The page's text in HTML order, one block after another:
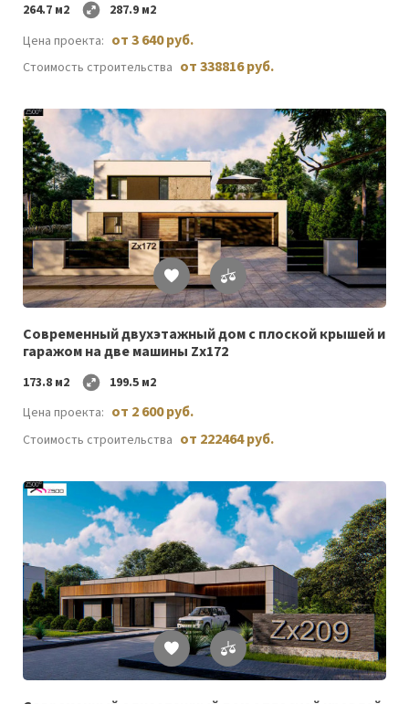
264.7 м2
287.9 м2
Цена проекта: от 3 640 руб.
Стоимость строительства от 338816 руб.
Список
желаемого
Cовременный двухэтажный дом с плоской крышей и
гаражом на две машины Zx172
173.8 м2
199.5 м2
Цена проекта: от 2 600 руб.
Стоимость строительства от 222464 руб.
Список
желаемого